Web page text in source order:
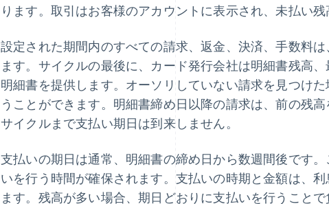
ります。取引はお客様のアカウントに表示され、未払い
設定された期間内のすべての請求、返金、決済、手数料は
ます。サイクルの最後に、カード発行会社は明細書残高
明細書を提供します。オーソリしていない請求を見つけ
うことができます。明細書締め日以降の請求は、前の残
サイクルまで支払い期日は到来しません。
支払いの期日は通常、明細書の締め日から数週間後です
いを行う時間が確保されます。支払いの時期と金額は、
ます。残高が多い場合、期日どおりに支払いを行うこと